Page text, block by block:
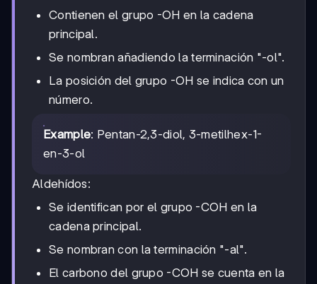
Contienen el grupo -OH en la cadena
principal.
Se nombran añadiendo la terminación "-ol".
La posición del grupo -OH se indica con un
número.
Example: Pentan-2,3-diol, 3-metilhex-1-
en-3-ol
Aldehídos:
Se identifican por el grupo -COH en la
cadena principal.
Se nombran con la terminación "-al".
El carbono del grupo -COH se cuenta en la